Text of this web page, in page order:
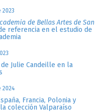
2023
de Bellas Artes de San
referencia en el estudio de
Julie Candeille en la
2024
Francia, Polonia y
colección Valparaíso